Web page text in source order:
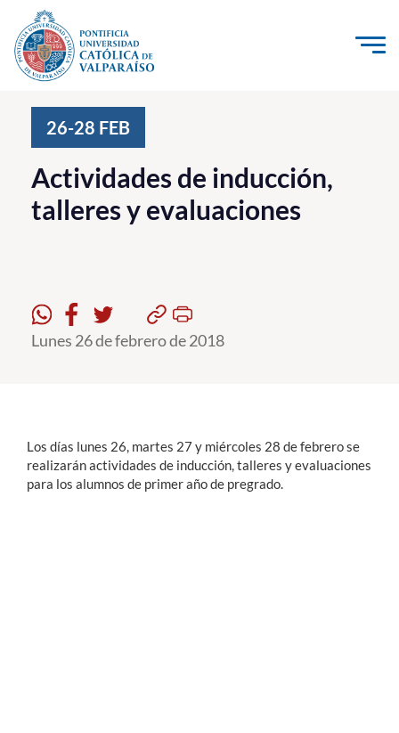
Click acá para ir directamente al contenido
Investigación, Creación e Innovación
PUCV Internacional
Vinculación con el Medio
Pregrado
Estudiantes
Académicos
26-28 FEB
Actividades de inducción,
talleres y evaluaciones
Lunes 26 de febrero de 2018
Los días lunes 26, martes 27 y miércoles 28 de febrero se
realizarán actividades de inducción, talleres y evaluaciones
para los alumnos de primer año de pregrado.